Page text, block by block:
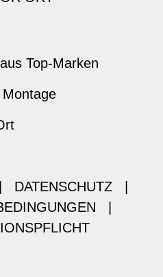
Top-Marken
DATENSCHUTZ